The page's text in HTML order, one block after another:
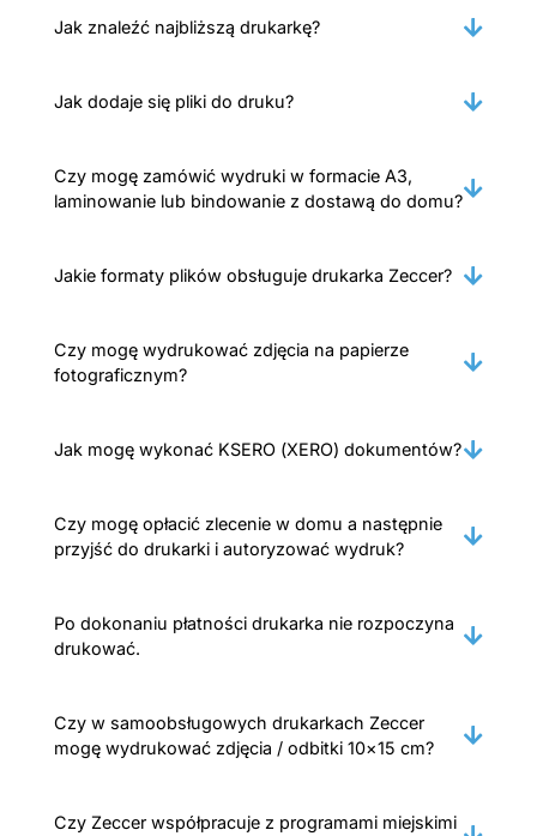
Jak znaleźć najbliższą drukarkę?
Jak dodaje się pliki do druku?
Czy mogę zamówić wydruki w formacie A3,
laminowanie lub bindowanie z dostawą do domu?
Jakie formaty plików obsługuje drukarka Zeccer?
Czy mogę wydrukować zdjęcia na papierze
fotograficznym?
Jak mogę wykonać KSERO (XERO) dokumentów?
Czy mogę opłacić zlecenie w domu a następnie
przyjść do drukarki i autoryzować wydruk?
Po dokonaniu płatności drukarka nie rozpoczyna
drukować.
Czy w samoobsługowych drukarkach Zeccer
mogę wydrukować zdjęcia / odbitki 10×15 cm?
Czy Zeccer współpracuje z programami miejskimi